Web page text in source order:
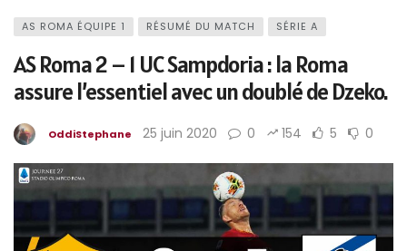
AS ROMA ÉQUIPE 1 RÉSUMÉ DU MATCH SÉRIE A
AS Roma 2 – 1 UC Sampdoria : la Roma
assure l’essentiel avec un doublé de Dzeko.
OddiStephane 25 juin 2020 0 154 5 0